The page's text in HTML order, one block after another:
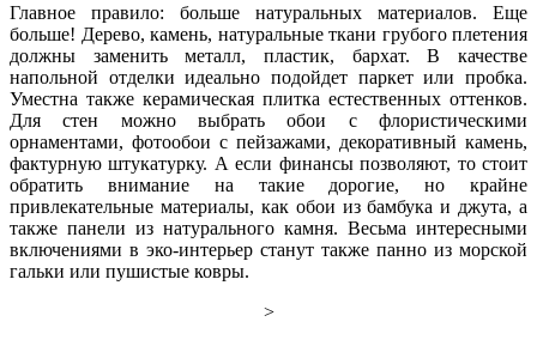
Главное правило: больше натуральных материалов. Еще
больше! Дерево, камень, натуральные ткани грубого плетения
должны заменить металл, пластик, бархат. В качестве
напольной отделки идеально подойдет паркет или пробка.
Уместна также керамическая плитка естественных оттенков.
Для стен можно выбрать обои с флористическими
орнаментами, фотообои с пейзажами, декоративный камень,
фактурную штукатурку. А если финансы позволяют, то стоит
обратить внимание на такие дорогие, но крайне
привлекательные материалы, как обои из бамбука и джута, а
также панели из натурального камня. Весьма интересными
включениями в эко-интерьер станут также панно из морской
гальки или пушистые ковры.
>